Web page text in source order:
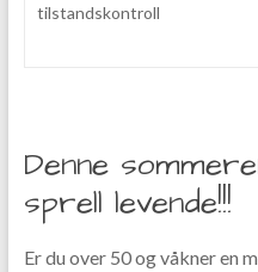
tilstandskontroll
Denne
sprell levende!!!
Er du over 50 og våkner en